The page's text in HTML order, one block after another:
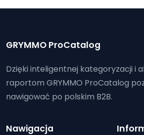
GRYMMO ProCatalog
Dzięki inteligentnej kategoryzacji i
raportom GRYMMO ProCatalog
nawigować po polskim B2B.
Nawigacja